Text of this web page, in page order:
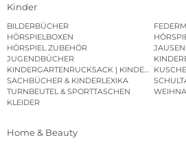
Kinder
BILDERBÜCHER
HÖRSPIELBOXEN
HÖRSPIEL ZUBEHÖR
JUGENDBÜCHER
KINDERGARTENRUCKSACK |
SACHBÜCHER & KINDERLEXIKA
TURNBEUTEL & SPORTTASCHEN
KLEIDER
Home & Beauty